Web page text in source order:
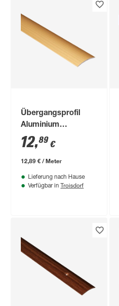
Übergangsprofil
Aluminium
ahornfarben 1000 x
30 mm
12,89 €
12,89 € / Meter
Lieferung nach Hause
Verfügbar in Troisdorf